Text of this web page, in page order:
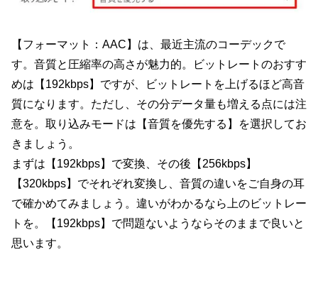
【フォーマット：AAC】は、最近主流のコーデックで
す。音質と圧縮率の高さが魅力的。ビットレートのおすす
めは【192kbps】ですが、ビットレートを上げるほど高音
質になります。ただし、その分データ量も増える点には注
意を。取り込みモードは【音質を優先する】を選択してお
きましょう。
まずは【192kbps】で変換、その後【256kbps】
【320kbps】でそれぞれ変換し、音質の違いをご自身の耳
で確かめてみましょう。違いがわかるなら上のビットレー
トを。【192kbps】で問題ないようならそのままで良いと
思います。